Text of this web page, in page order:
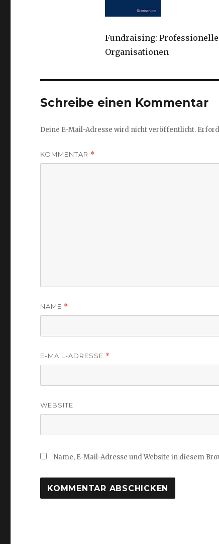
Fundraising:
Organisationen
Schreibe einen Kommentar
Deine E-Mail-Adresse wird nicht veröffentlicht.
KOMMENTAR *
NAME *
E-MAIL-ADRESSE *
WEBSITE
Name, E-Mail-Adresse und Website in diesem